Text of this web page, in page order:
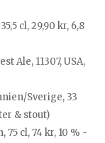
cl, 29,90 kr, 6,8
Ale, 11307, USA,
Sverige, 33
& stout)
75 cl, 74 kr, 10 % -